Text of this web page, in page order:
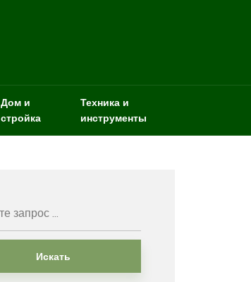
Дом и
стройка
Техника и
инструменты
Искать